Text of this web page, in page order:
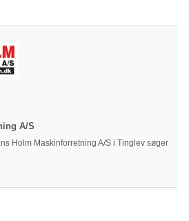
A/S
Holm Maskinforretning A/S i Tinglev søger